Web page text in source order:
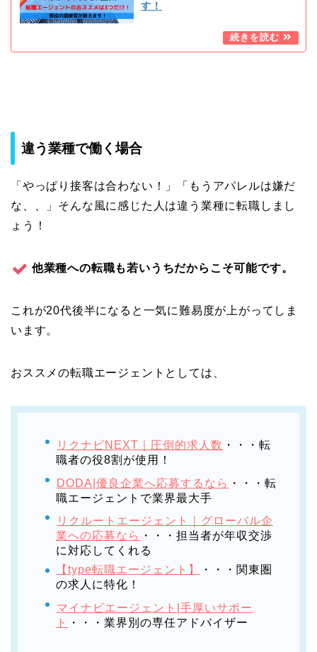
す！
違う業種で働く場合
「やっぱり接客は合わない！」「もうアパレルは嫌だ
な、、」そんな風に感じた人は違う業種に転職しまし
ょう！
他業種への転職も若いうちだからこそ可能です。
これが20代後半になると一気に難易度が上がってしま
います。
おススメの転職エージェントとしては、
リクナビNEXT｜圧倒的求人数 ・・・転
職者の役8割が使用！
DODA|優良企業へ応募するなら ・・・転
職エージェントで業界最大手
リクルートエージェント｜グローバル企
業への応募なら ・・・担当者が年収交渉
に対応してくれる
【type転職エージェント】
・・・関東圏
の求人に特化！
マイナビエージェント|手厚いサポー
ト
・・・業界別の専任アドバイザー